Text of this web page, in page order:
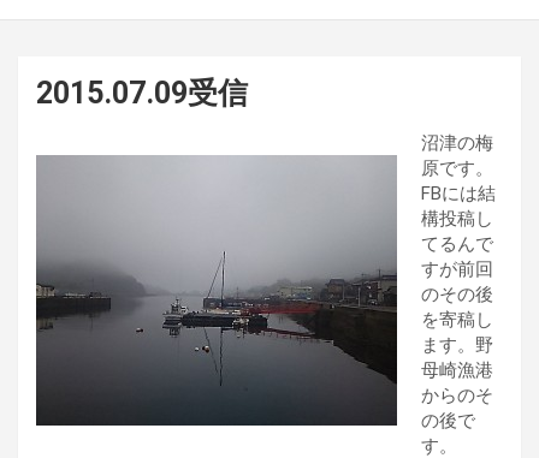
2015.07.09受信
沼津の梅
原です。
FBには結
構投稿し
てるんで
すが前回
のその後
を寄稿し
ます。野
母崎漁港
からのそ
の後で
す。